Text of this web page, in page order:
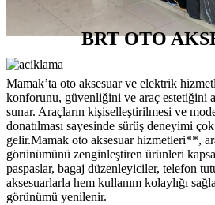
BRT OTO
Mamak’ta oto aksesuar ve elektrik
konforunu, güvenliğini ve araç estetiğini
sunar. Araçların kişiselleştirilmesi ve
donatılması sayesinde sürüş deneyimi
gelir.Mamak oto aksesuar hizmetleri**,
görünümünü zenginleştiren ürünleri
paspaslar, bagaj düzenleyiciler, telefon
aksesuarlarla hem kullanım kolaylığı
görünümü yenilenir.